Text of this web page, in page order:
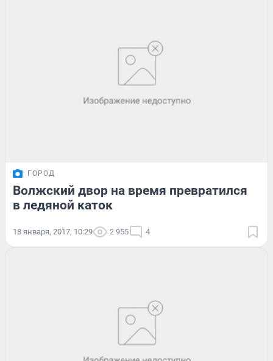
ГОРОД
Волжский двор на время превратился
в ледяной каток
18 января, 2017, 10:29 2 955 4